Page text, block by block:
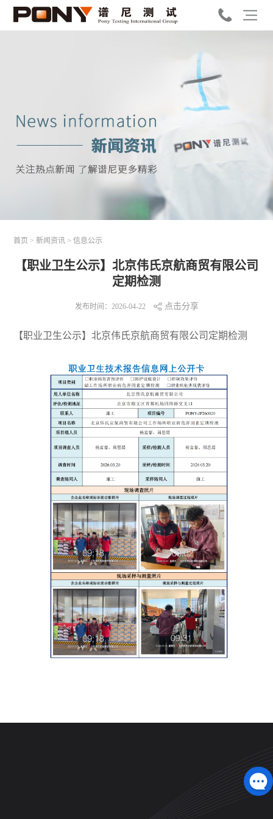
首页 >新闻资讯 >信息公示
【职业卫生公示】北京伟氏京航商贸有限公司
定期检测
发布时间：2026-04-22 点击分享
【职业卫生公示】北京伟氏京航商贸有限公司定期检测